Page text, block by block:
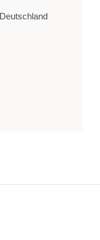
Deutschland